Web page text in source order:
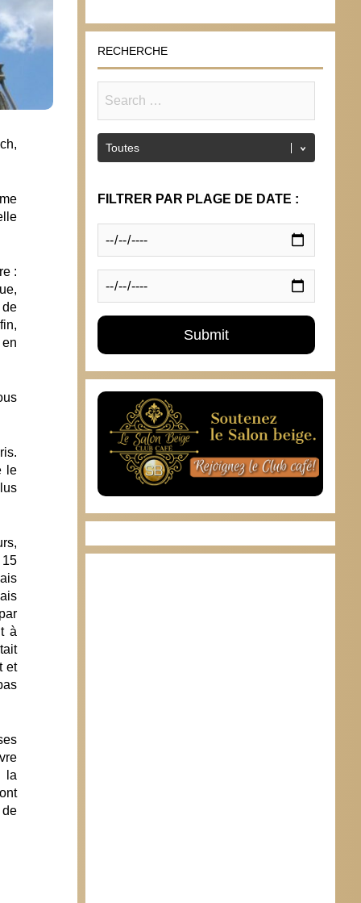
:
.
le
15
à
et
la
de
RECHERCHE
FILTRER PAR PLAGE DE DATE :